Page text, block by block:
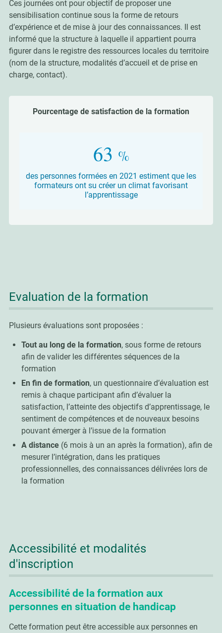
Ces journées ont pour objectif de proposer une
sensibilisation continue sous la forme de retours
d’expérience et de mise à jour des connaissances. Il est
informé que la structure à laquelle il appartient pourra
figurer dans le registre des ressources locales du territoire
(nom de la structure, modalités d’accueil et de prise en
charge, contact).
Pourcentage de satisfaction de la formation
84 %
des personnes formées en 2021 estiment que les
formateurs ont su créer un climat favorisant
l’apprentissage
Evaluation de la formation
Plusieurs évaluations sont proposées :
Tout au long de la formation, sous forme de retours
afin de valider les différentes séquences de la
formation
En fin de formation, un questionnaire d’évaluation est
remis à chaque participant afin d’évaluer la
satisfaction, l’atteinte des objectifs d’apprentissage, le
sentiment de compétences et de nouveaux besoins
pouvant émerger à l’issue de la formation
A distance(6 mois à un an après la formation), afin de
mesurer l’intégration, dans les pratiques
professionnelles, des connaissances délivrées lors de
la formation
Accessibilité et modalités
d'inscription
Accessibilité de la formation aux
personnes en situation de handicap
Cette formation peut être accessible aux personnes en